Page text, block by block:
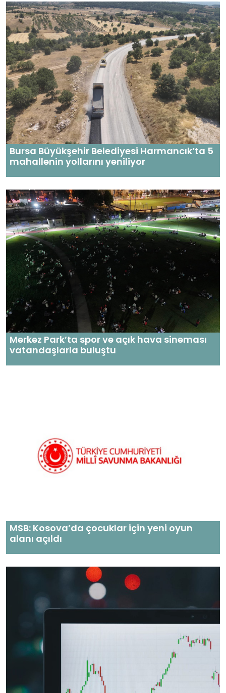
Bursa Büyükşehir Belediyesi Harmancık’ta 5
mahallenin yollarını yeniliyor
Merkez Park’ta spor ve açık hava sineması
vatandaşlarla buluştu
MSB: Kosova’da çocuklar için yeni oyun
alanı açıldı